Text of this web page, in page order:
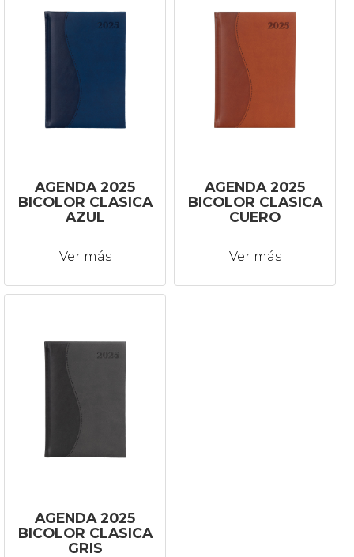
AGENDA 2025
BICOLOR CLASICA
AZUL
Ver más
AGENDA 2025
BICOLOR CLASICA
CUERO
Ver más
AGENDA 2025
BICOLOR CLASICA
GRIS